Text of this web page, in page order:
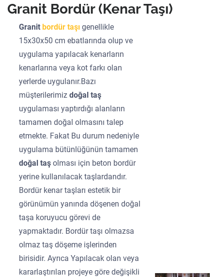
Granit Bordür (Kenar Taşı)
Granitbordür taşı genellikle
15x30x50 cm ebatlarında olup ve
uygulama yapılacak kenarların
kenarlarına veya kot farkı olan
yerlerde uygulanır.Bazı
müşterilerimizdoğal taş
uygulaması yaptırdığı alanların
tamamen doğal olmasını talep
etmekte. Fakat Bu durum nedeniyle
uygulama bütünlüğünün tamamen
doğal taşolması için beton bordür
yerine kullanılacak taşlardandır.
Bordür kenar taşları estetik bir
görünümün yanında döşenen doğal
taşa koruyucu görevi de
yapmaktadır. Bordür taşı olmazsa
olmaz taş döşeme işlerinden
birisidir. Ayrıca Yapılacak olan veya
kararlaştırılan projeye göre değişikli